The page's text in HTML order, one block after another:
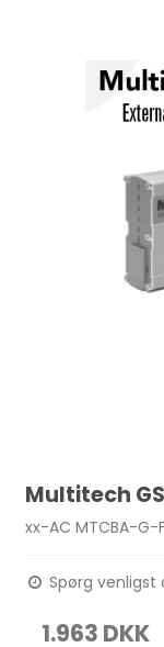
Multitech
xx-AC MTCBA-G-
Spørg venligst
1.963 DKK